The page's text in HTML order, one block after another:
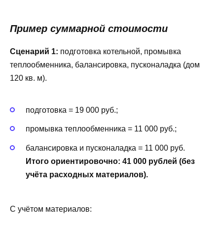
Пример суммарной стоимости
Сценарий 1: подготовка котельной, промывка
теплообменника, балансировка, пусконаладка (дом
120 кв. м).
подготовка = 19 000 руб.;
промывка теплообменника = 11 000 руб.;
балансировка и пусконаладка = 11 000 руб.
Итого ориентировочно: 41 000 рублей (без
учёта расходных материалов).
С учётом материалов: